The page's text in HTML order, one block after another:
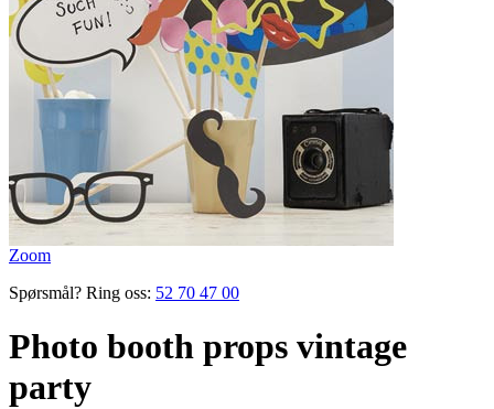
Zoom
Spørsmål? Ring oss: 52 70 47 00
Photo booth props vintage
party